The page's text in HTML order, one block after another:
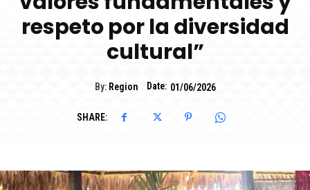
respeto por la diversidad
cultural”
By: Region Date: 01/06/2026
SHARE: